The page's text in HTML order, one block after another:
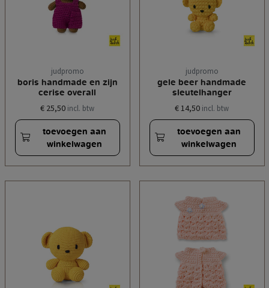
judpromo
boris handmade en zijn
cerise overall
€ 25,50 incl. btw
toevoegen aan
winkelwagen
judpromo
gele beer handmade
sleutelhanger
€ 14,50 incl. btw
toevoegen aan
winkelwagen